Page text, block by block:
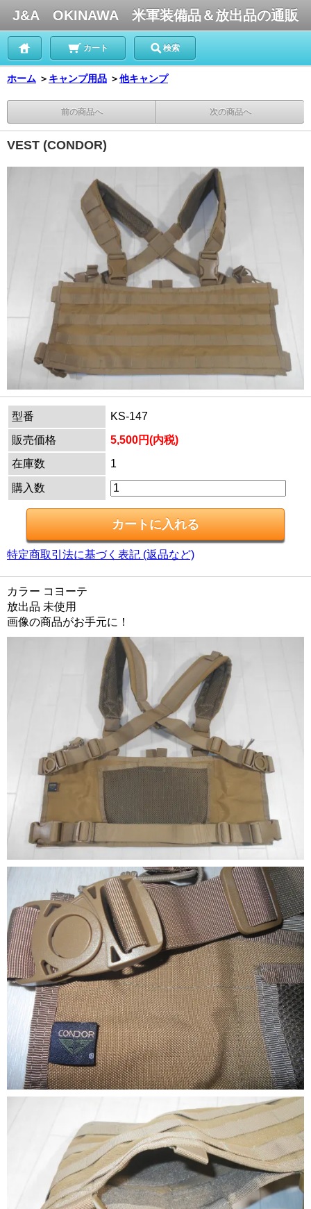
J&A OKINAWA 米軍装備品＆放出品の通販
カート 検索
ホーム ＞ キャンプ用品 ＞他キャンプ
前の商品へ 次の商品へ
VEST (CONDOR)
型番
KS-147
販売価格
5,500円(内税)
在庫数
1
購入数
特定商取引法に基づく表記 (返品など)
カラー コヨーテ
放出品 未使用
画像の商品がお手元に！